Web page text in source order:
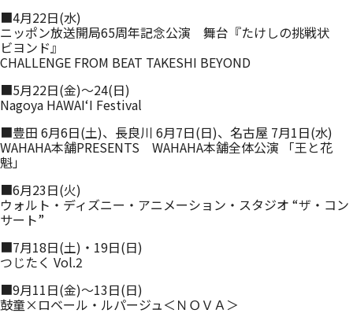
■4月22日(水)
ニッポン放送開局65周年記念公演 舞台『たけしの挑戦状
ビヨンド』
CHALLENGE FROM BEAT TAKESHI BEYOND
■5月22日(金)～24(日)
Nagoya HAWAIʻI Festival
■豊田 6月6日(土)、長良川 6月7日(日)、名古屋 7月1日(水)
WAHAHA本舗PRESENTS WAHAHA本舗全体公演 「王と花
魁」
■6月23日(火)
ウォルト・ディズニー・アニメーション・スタジオ “ザ・コン
サート”
■7月18日(土)・19日(日)
つじたく Vol.2
■9月11日(金)〜13日(日)
鼓童×ロベール・ルパージュ＜ＮＯＶＡ＞